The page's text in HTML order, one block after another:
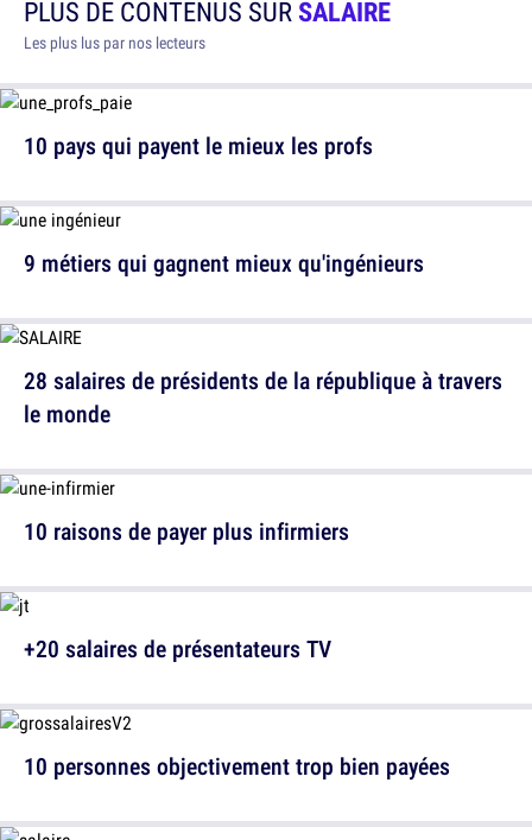
PLUS DE CONTENUS SURSALAIRE
Les plus lus par nos lecteurs
10 pays qui payent le mieux les profs
28 salaires de présidents de la république à travers
le monde
+20 salaires de présentateurs TV
9 métiers qui gagnent mieux qu'ingénieurs
10 raisons de payer plus infirmiers
10 personnes objectivement trop bien payées